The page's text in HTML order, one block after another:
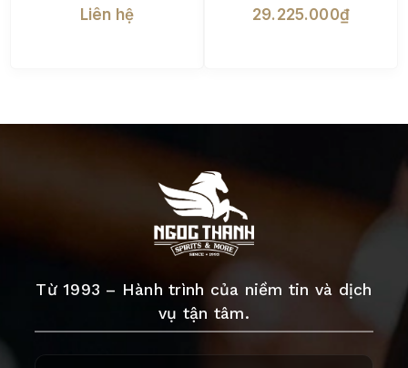
Liên hệ 29.225.000₫
Từ 1993 – Hành trình của niềm tin và dịch
vụ tận tâm.